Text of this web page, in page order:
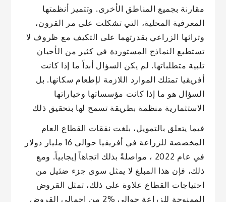
مقارنة بجميع المناطق الأخرى. وتتميز أنظمتها
المعرفية المحلية، التي تشكلت على مر القرون،
وتراثها الزراعي بقدرتهما على التكيف مع ظروف لا
تستطيع النماذج المستوردة في كثير من الأحيان
تلبية متطلباتها. لم يكن السؤال أبداً ما إذا كانت
أفريقيا تمتلك الموارد اللازمة لإطعام سكانها. بل
السؤال هو ما إذا كانت مؤسساتها وخياراتها
الاستثمارية منظمة بطريقة تسمح لها بتحقيق ذلك
فيما يتعلق بالتمويل، بلغت نفقات القطاع العام
المخصصة للزراعة في أفريقيا حوالي 16 مليار دولار
في عام 2022 ، مواصلةً بذلك اتجاهاً إيجابياً. ومع
ذلك، فإن هذا المبلغ لا يمثل سوى جزء ضئيل من
احتياجات القطاع علاوة على ذلك، تمثل القروض
الممنوحة للزراعة حوالي %2 من إجمالي القروض